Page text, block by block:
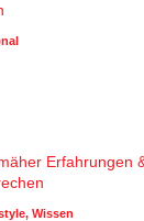
Erfahrungen
, Wissen